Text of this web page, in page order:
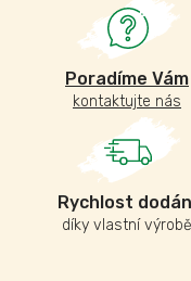
Poradíme Vám
kontaktujte nás
Rychlost
díky vlastní výrobě